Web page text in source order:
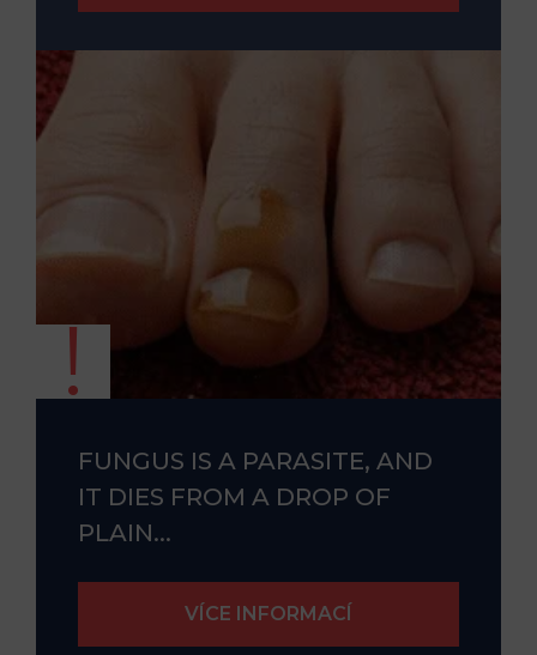
FUNGUS IS A PARASITE, AND
IT DIES FROM A DROP OF
PLAIN...